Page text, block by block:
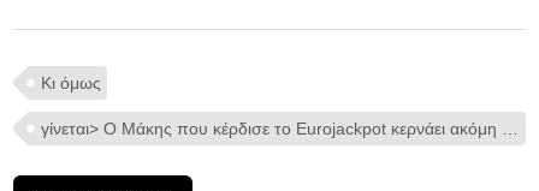
Κι όμως